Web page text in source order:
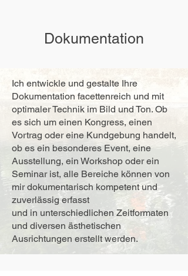
Dokumentation
Ich entwickle und gestalte Ihre
Dokumentation facettenreich und mit
optimaler Technik im Bild und Ton. Ob
es sich um einen Kongress, einen
Vortrag oder eine Kundgebung handelt,
ob es ein besonderes Event, eine
Ausstellung, ein Workshop oder ein
Seminar ist, alle Bereiche können von
mir dokumentarisch kompetent und
zuverlässig erfasst
und in unterschiedlichen Zeitformaten
und diversen ästhetischen
Ausrichtungen erstellt werden.